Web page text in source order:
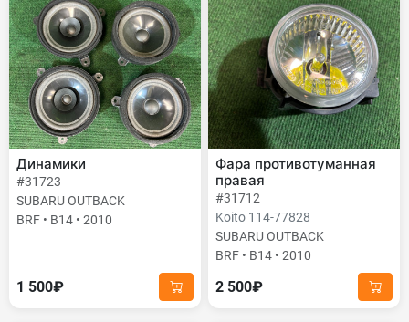
Динамики
#31723
SUBARU OUTBACK
BRF • B14 • 2010
1 500₽
Фара противотуманная
правая
#31712
Koito 114-77828
SUBARU OUTBACK
BRF • B14 • 2010
2 500₽